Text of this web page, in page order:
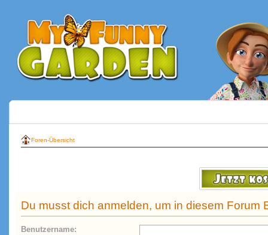
Foren-Übersicht
Du musst dich anmelden, um in diesem Forum
Benutzername: